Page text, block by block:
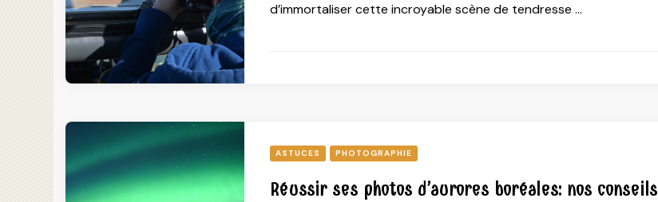
d’immortaliser cette incroyable scène de tendresse …
ASTUCES PHOTOGRAPHIE
Réussir ses photos d’aurores boréales: nos conseils